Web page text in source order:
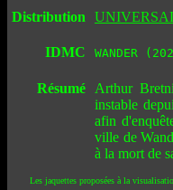
Distribution
IDMC WANDER
Résumé
Arthur
instable
afin
ville de
à la mort de
Les jaquettes proposées à la